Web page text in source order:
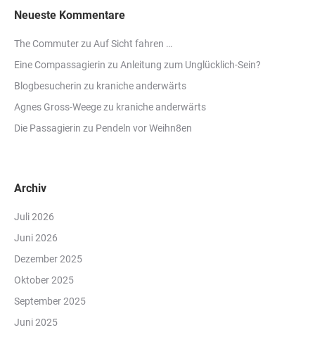
Neueste Kommentare
The Commuterzu Auf Sicht fahren …
Eine Compassagierin zu Anleitung zum Unglücklich-Sein?
Blogbesucherin zu kraniche anderwärts
Agnes Gross-Weegezu kraniche anderwärts
Die Passagierin zu Pendeln vor Weihn8en
Archiv
Juli 2026
Juni 2026
Dezember 2025
Oktober 2025
September 2025
Juni 2025